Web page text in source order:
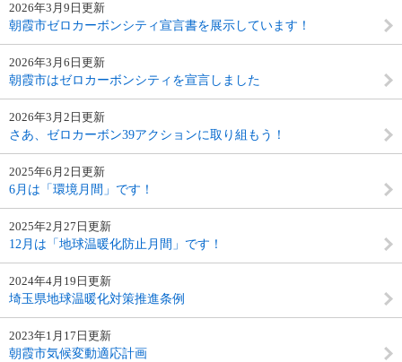
2026年3月9日更新
朝霞市ゼロカーボンシティ宣言書を展示しています！
2026年3月6日更新
朝霞市はゼロカーボンシティを宣言しました
2026年3月2日更新
さあ、ゼロカーボン39アクションに取り組もう！
2025年6月2日更新
6月は「環境月間」です！
2025年2月27日更新
12月は「地球温暖化防止月間」です！
2024年4月19日更新
埼玉県地球温暖化対策推進条例
2023年1月17日更新
朝霞市気候変動適応計画